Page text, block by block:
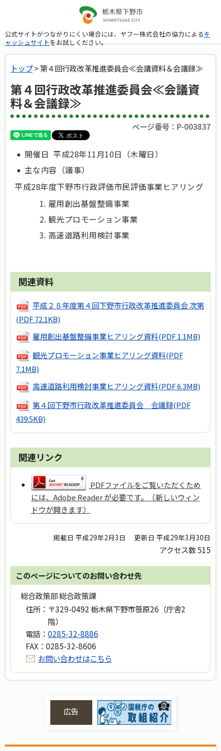
公式サイトがつながりにくい場合には、ヤフー株式会社の協力によるキ
ャッシュサイトをお試しください。
トップ> 第４回行政改革推進委員会≪会議資料＆会議録≫
第４回行政改革推進委員会≪会議資
料＆会議録≫
ページ番号：P-003837
開催日 平成28年11月10日（木曜日）
主な内容（議事）
平成28年度下野市行政評価市民評価事業ヒアリング
雇用創出基盤整備事業
観光プロモーション事業
高速道路利用検討事業
関連資料
平成２８年度第４回下野市行政改革推進委員会 次第
(PDF 72.1KB)
雇用創出基盤整備事業ヒアリング資料(PDF 1.1MB)
観光プロモーション事業ヒアリング資料(PDF
7.1MB)
高速道路利用検討事業ヒアリング資料(PDF 6.3MB)
第４回下野市行政改革推進委員会 会議録(PDF
439.5KB)
関連リンク
PDFファイルをご覧いただくため
には、Adobe Reader が必要です。（新しいウィン
ドウが開きます）
掲載日 平成29年2月3日 更新日 平成29年3月30日
アクセス数515
このページについてのお問い合わせ先
総合政策部 総合政策課
住所： 〒329-0492 栃木県下野市笹原26（庁舎2
階）
電話： 0285-32-8886
FAX： 0285-32-8606
お問い合わせはこちら
広告